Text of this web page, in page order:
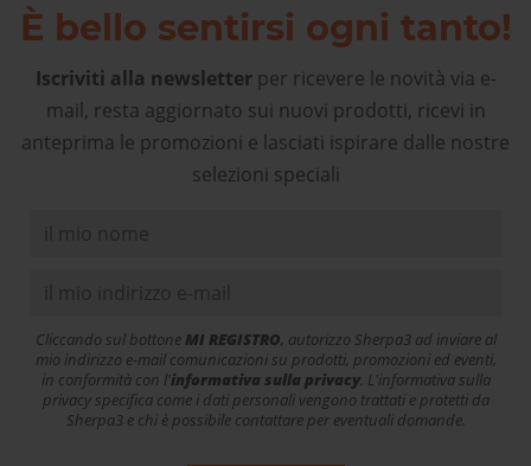
È bello sentirsi ogni tanto!
Iscriviti alla newsletterper ricevere le novità via e-
mail, resta aggiornato sui nuovi prodotti, ricevi in
anteprima le promozioni e lasciati ispirare dalle nostre
selezioni speciali
Cliccando sul bottoneMI REGISTRO, autorizzo Sherpa3 ad inviare al
mio indirizzo e-mail comunicazioni su prodotti, promozioni ed eventi,
in conformità con l'informativa sulla privacy. L'informativa sulla
privacy specifica come i dati personali vengono trattati e protetti da
Sherpa3 e chi è possibile contattare per eventuali domande.